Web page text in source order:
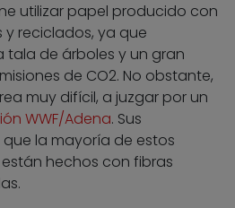
utilizar papel producido con
reciclados, ya que
tala de árboles y un gran
de CO2. No obstante,
muy difícil, a juzgar por un
WWF/Adena. Sus
la mayoría de estos
hechos con fibras